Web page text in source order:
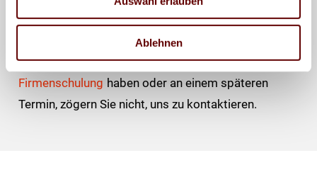
Ablehnen
Leider ist dieses Seminar derzeit nicht mehr
buchbar.
Wenn Sie jedoch Interesse an einerInhouse-
Firmenschulung haben oder an einem späteren
Termin, zögern Sie nicht, uns zu kontaktieren.